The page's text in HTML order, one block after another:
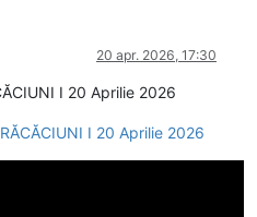
20 apr. 2026, 17:30
I 20 Aprilie 2026
I 20 Aprilie 2026